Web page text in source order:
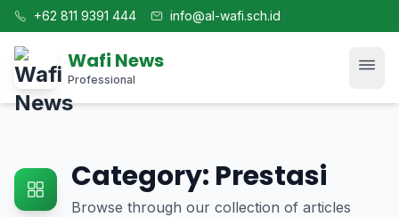
+62 811 9391 444 info@al-wafi.sch.id
Wafi News
Professional
News
Category: Prestasi
Browse through our collection of articles